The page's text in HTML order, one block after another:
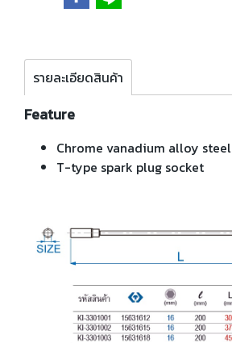
รายละเอียดสินค้า
Feature
Chrome vanadium alloy steel
T-type spark plug socket